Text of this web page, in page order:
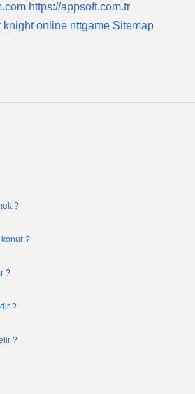
https://appsoft.com.tr
knight online nttgame Sitemap
?
konur ?
?
?
?